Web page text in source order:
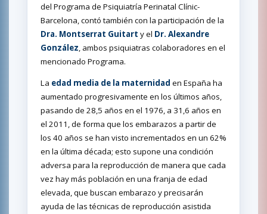
del Programa de Psiquiatría Perinatal Clínic-
Barcelona, contó también con la participación de la
Dra. Montserrat Guitart y el Dr. Alexandre
González, ambos psiquiatras colaboradores en el
mencionado Programa.
La edad media de la maternidad en España ha
aumentado progresivamente en los últimos años,
pasando de 28,5 años en el 1976, a 31,6 años en
el 2011, de forma que los embarazos a partir de
los 40 años se han visto incrementados en un 62%
en la última década; esto supone una condición
adversa para la reproducción de manera que cada
vez hay más población en una franja de edad
elevada, que buscan embarazo y precisarán
ayuda de las técnicas de reproducción asistida